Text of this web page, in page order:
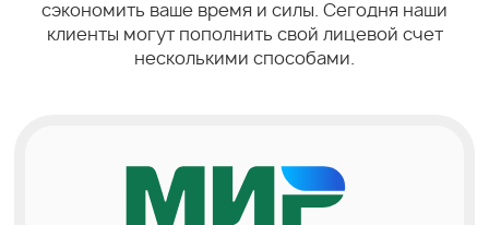
сэкономить ваше время и силы. Сегодня наши
клиенты могут пополнить свой лицевой счет
несколькими способами.